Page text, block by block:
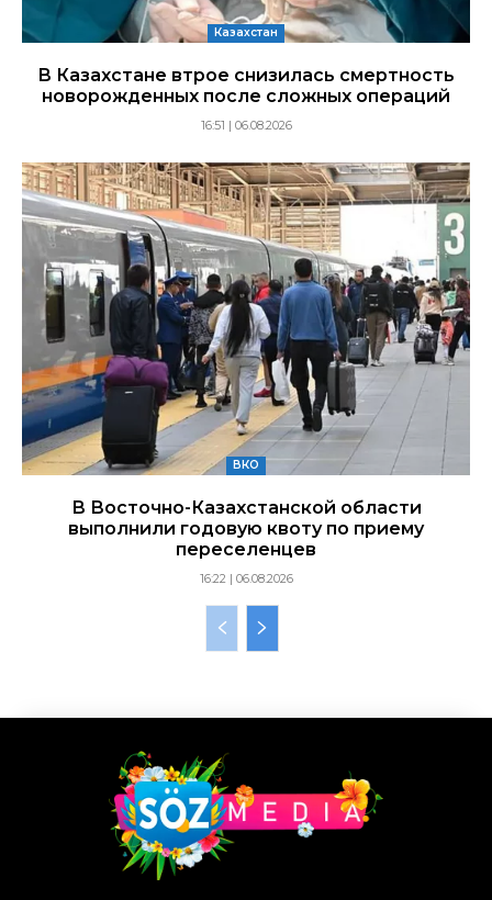
Казахстан
В Казахстане втрое снизилась смертность
новорожденных после сложных операций
16:51 | 06.08.2026
ВКО
В Восточно-Казахстанской области
выполнили годовую квоту по приему
переселенцев
16:22 | 06.08.2026